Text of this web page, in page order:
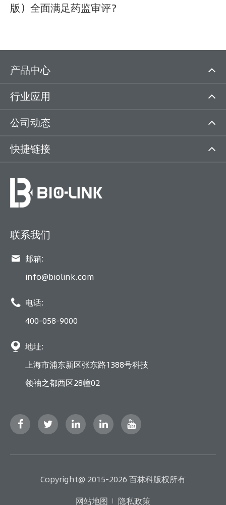
版）全面满足药监审评？
产品中心
行业应用
公司动态
快捷链接
联系我们
 邮箱:
info@biolink.com
 电话:
400-058-9000
 地址:
上海市浦东新区张东路1388号科技
领袖之都西区28幢02
Copyright@ 2015-2026 百林科版权所有
网站地图
隐私政策